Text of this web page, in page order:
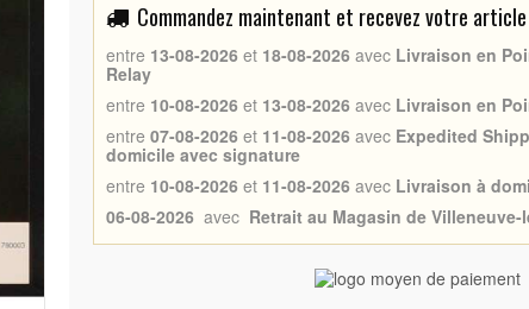
Commandez maintenant et recevez votre article
entre 13-08-2026 et 18-08-2026 avec Livraison en
Relay
entre 10-08-2026 et 13-08-2026 avec Livraison en
entre 07-08-2026 et 11-08-2026 avec Expedited
domicile avec signature
entre 10-08-2026 et 11-08-2026 avec Livraison à
06-08-2026 avec Retrait au Magasin de